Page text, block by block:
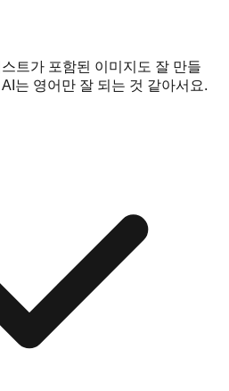
트가 포함된 이미지도 잘 만들
는 영어만 잘 되는 것 같아서요.